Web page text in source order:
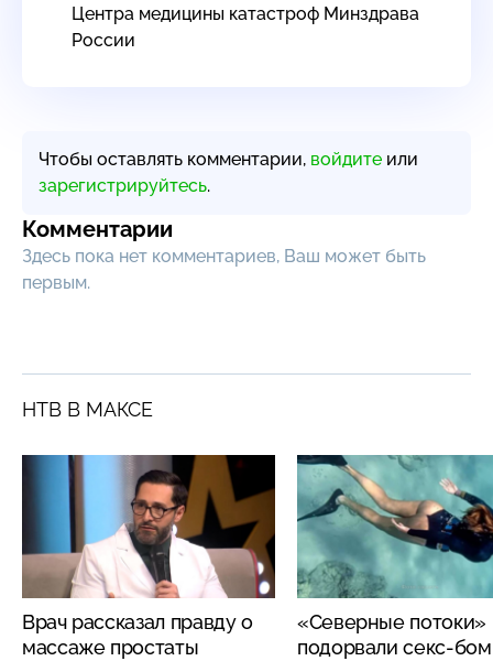
Центра медицины катастроф Минздрава
России
Чтобы оставлять комментарии, войдите или
зарегистрируйтесь.
Комментарии
Здесь пока нет комментариев, Ваш может быть
первым.
НТВ В МАКСЕ
Врач рассказал правду о
массаже простаты
«Северные потоки»
подорвали секс-